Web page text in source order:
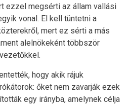
ezzel megsérti az állam vallási
vonal. El kell tüntetni a
mert ez sérti a más
alelnökeként többször
hogy akik rájuk
őket nem zavarják ezek
egy irányba, amelynek célja